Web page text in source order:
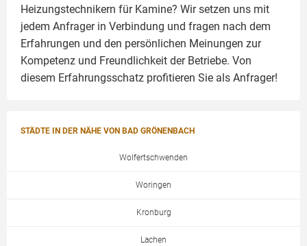
Heizungstechnikern für Kamine? Wir setzen uns mit
jedem Anfrager in Verbindung und fragen nach dem
Erfahrungen und den persönlichen Meinungen zur
Kompetenz und Freundlichkeit der Betriebe. Von
diesem Erfahrungsschatz profitieren Sie als Anfrager!
STÄDTE IN DER NÄHE VON BAD GRÖNENBACH
Wolfertschwenden
Woringen
Kronburg
Lachen